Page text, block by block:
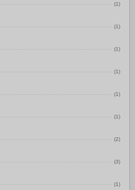
(1)
(1)
(1)
(1)
(1)
(1)
(2)
(3)
(1)